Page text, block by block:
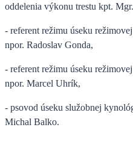
oddelenia výkonu trestu kpt.
- referent režimu úseku
npor. Radoslav Gonda,
- referent režimu úseku
npor. Marcel Uhrík,
- psovod úseku služobnej
Michal Balko.